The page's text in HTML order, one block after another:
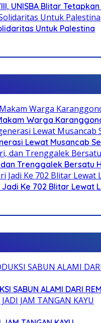
UNISBA Blitar
Untuk Palestina
Warga
Lewat Musancab
Trenggalek Bersatu
Ke 702 Blitar Lewat
SABUN ALAMI DARI